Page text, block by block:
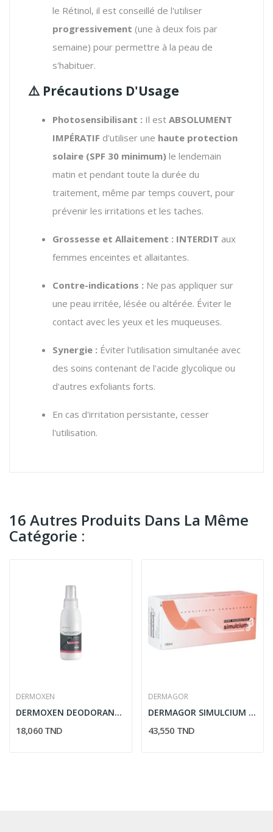
le Rétinol, il est conseillé de l'utiliser
progressivement (une à deux fois par
semaine) pour permettre à la peau de
s'habituer.
⚠️ Précautions D'Usage
Photosensibilisant : Il est ABSOLUMENT
IMPÉRATIF d'utiliser une haute protection
solaire (SPF 30 minimum) le lendemain
matin et pendant toute la durée du
traitement, même par temps couvert, pour
prévenir les irritations et les taches.
Grossesse et Allaitement : INTERDIT aux
femmes enceintes et allaitantes.
Contre-indications : Ne pas appliquer sur
une peau irritée, lésée ou altérée. Éviter le
contact avec les yeux et les muqueuses.
Synergie : Éviter l'utilisation simultanée avec
des soins contenant de l'acide glycolique ou
d'autres exfoliants forts.
En cas d'irritation persistante, cesser
l'utilisation.
16 Autres Produits Dans La Même
Catégorie :
DERMOXEN
DERMOXEN DEODORANT INTIME SOFT COOL 100ML
18,060 TND
DERMAGOR
DERMAGOR SIMULCIUM G3 CREME REGENERATRICE 100ML
43,550 TND